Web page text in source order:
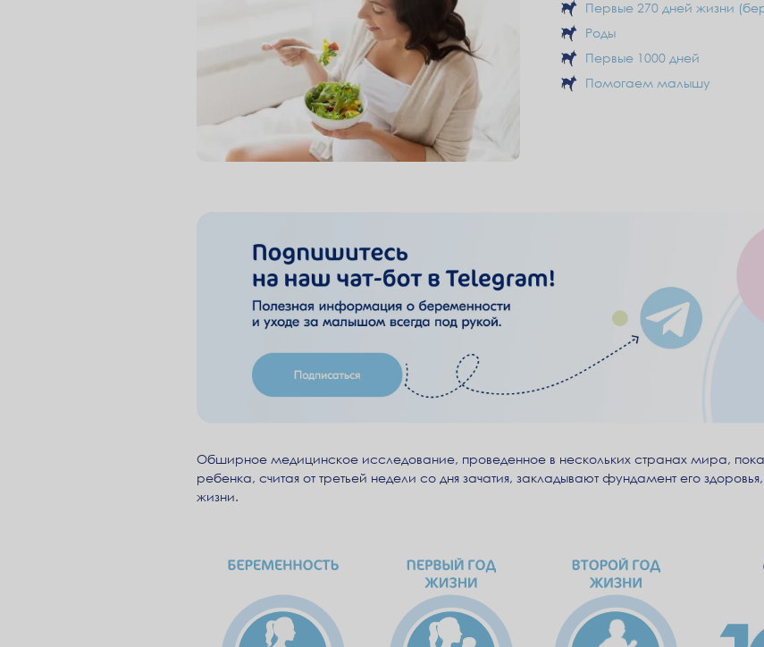
Первые 270 дней жизни
Роды
Первые 1000 дней
Помогаем малышу
Обширное медицинское исследование, проведенное в нескольких странах мира,
ребенка, считая от третьей недели со дня зачатия, закладывают фундамент его
жизни.